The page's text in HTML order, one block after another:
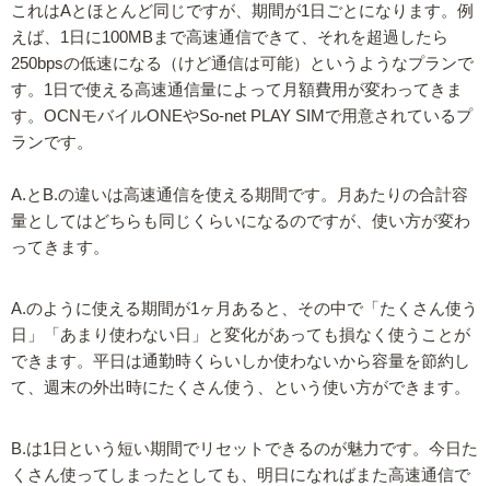
これはAとほとんど同じですが、期間が1日ごとになります。例
えば、1日に100MBまで高速通信できて、それを超過したら
250bpsの低速になる（けど通信は可能）というようなプランで
す。1日で使える高速通信量によって月額費用が変わってきま
す。OCNモバイルONEやSo-net PLAY SIMで用意されているプ
ランです。
A.とB.の違いは高速通信を使える期間です。月あたりの合計容
量としてはどちらも同じくらいになるのですが、使い方が変わ
ってきます。
A.のように使える期間が1ヶ月あると、その中で「たくさん使う
日」「あまり使わない日」と変化があっても損なく使うことが
できます。平日は通勤時くらいしか使わないから容量を節約し
て、週末の外出時にたくさん使う、という使い方ができます。
B.は1日という短い期間でリセットできるのが魅力です。今日た
くさん使ってしまったとしても、明日になればまた高速通信で